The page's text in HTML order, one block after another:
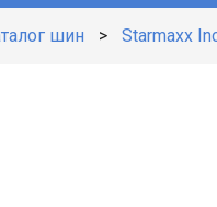
шин > Starmaxx